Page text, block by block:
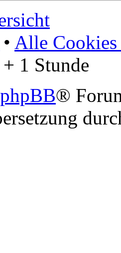
• Alle Cookies
1 Stunde
phpBB®